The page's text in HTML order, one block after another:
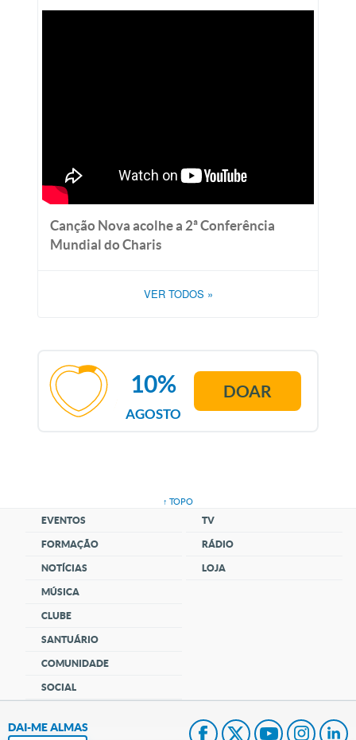
Canção Nova acolhe a 2ª Conferência
Mundial do Charis
VER TODOS »
AGOSTO
10% DOAR
↑ TOPO
EVENTOS
FORMAÇÃO
NOTÍCIAS
MÚSICA
CLUBE
SANTUÁRIO
COMUNIDADE
SOCIAL
TV
RÁDIO
LOJA
DAI-ME ALMAS